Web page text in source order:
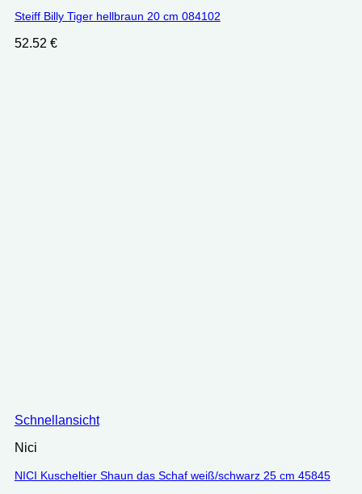
Steiff Billy Tiger hellbraun 20 cm 084102
52.52 €
Schnellansicht
Nici
NICI Kuscheltier Shaun das Schaf weiß/schwarz 25 cm 45845